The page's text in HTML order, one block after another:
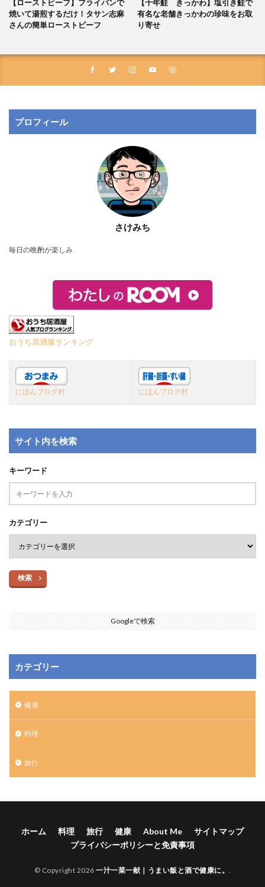
【ローストビーフ】フライパンで
焼いて湯煎するだけ！タサン志麻
さんの簡単ローストビーフ
【千年鮭 きっかわ】塩引き鮭で
有名な老舗きっかわの珍味をお取
り寄せ
プロフィール
さけみち
毎日の晩酌が楽しみ
おうち居酒屋ランキング
にほんブログ村 にほんブログ村
サイト内を検索
キーワード
カテゴリー
検索
Googleで検索
カテゴリー
健康
料理
旅行
ホーム 料理 旅行 健康 About Me
サイトマップ
プライバシーポリシーと免責事項
© Copyright 2026 一汁一菜一献｜うまい飯と酒で健康に。